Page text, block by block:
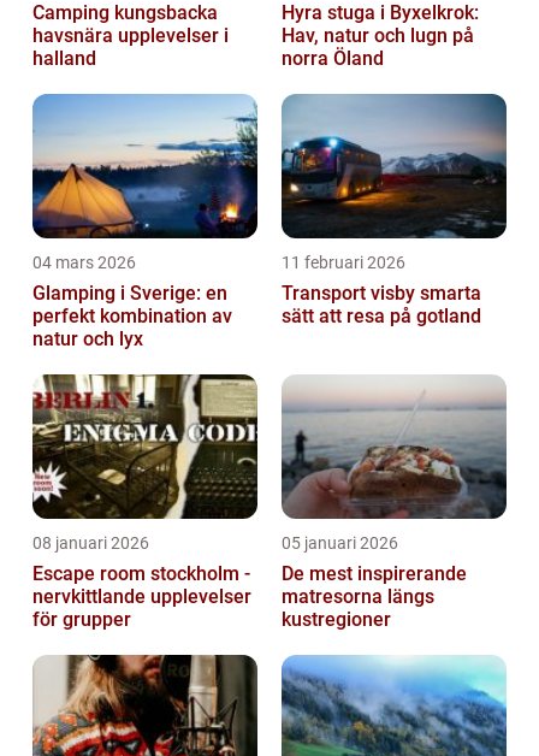
Camping kungsbacka
havsnära upplevelser i
halland
Hyra stuga i Byxelkrok:
Hav, natur och lugn på
norra Öland
04 mars 2026
Glamping i Sverige: en
perfekt kombination av
natur och lyx
11 februari 2026
Transport visby smarta
sätt att resa på gotland
08 januari 2026
Escape room stockholm -
nervkittlande upplevelser
för grupper
05 januari 2026
De mest inspirerande
matresorna längs
kustregioner